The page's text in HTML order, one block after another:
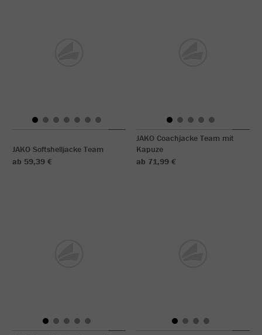
JAKO Softshelljacke Team
ab 59,39 €
JAKO Coachjacke Team mit
Kapuze
ab 71,99 €